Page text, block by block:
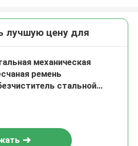
лучшую цену для
механическая
ремень
стальной